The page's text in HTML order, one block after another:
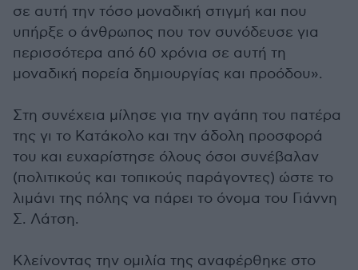
σε αυτή την τόσο μοναδική στιγμή και που
υπήρξε ο άνθρωπος που τον συνόδευσε για
περισσότερα από 60 χρόνια σε αυτή τη
μοναδική πορεία δημιουργίας και προόδου».
Στη συνέχεια μίλησε για την αγάπη του πατέρα
της γι το Κατάκολο και την άδολη προσφορά
του και ευχαρίστησε όλους όσοι συνέβαλαν
(πολιτικούς και τοπικούς παράγοντες) ώστε το
λιμάνι της πόλης να πάρει το όνομα του Γιάννη
Σ. Λάτση.
Κλείνοντας την ομιλία της αναφέρθηκε στο